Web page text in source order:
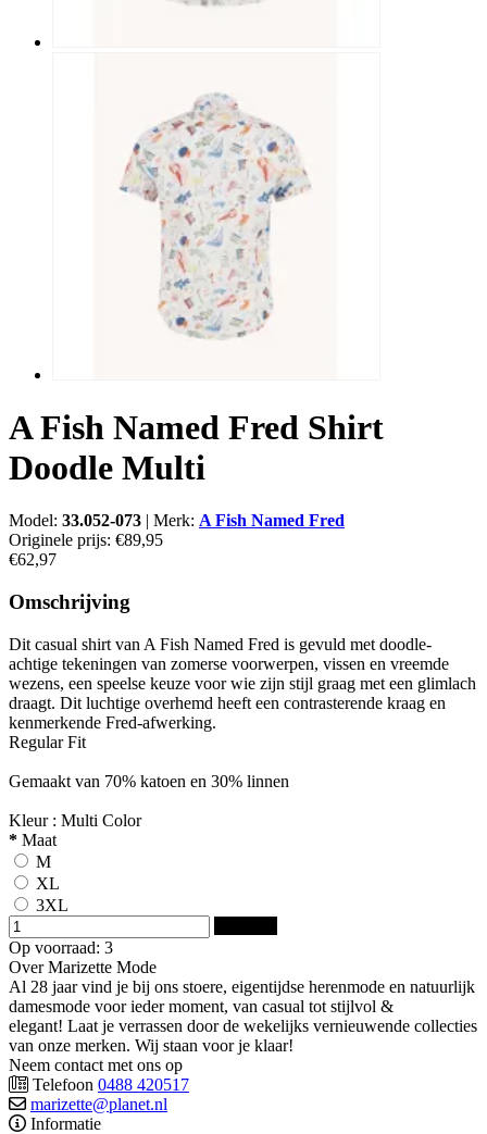
A Fish Named Fred Shirt
Doodle Multi
Model: 33.052-073 Merk: A Fish Named Fred
Originele prijs: €89,95
€62,97
Omschrijving
Dit casual shirt van A Fish Named Fred is gevuld met doodle-
achtige tekeningen van zomerse voorwerpen, vissen en vreemde
wezens, een speelse keuze voor wie zijn stijl graag met een glimlach
draagt. Dit luchtige overhemd heeft een contrasterende kraag en
kenmerkende Fred-afwerking.
Regular Fit
Gemaakt van 70% katoen en 30% linnen
Kleur : Multi Color
* Maat
M
XL
3XL
Op voorraad: 3
Over Marizette Mode
Al 28 jaar vind je bij ons stoere, eigentijdse herenmode en natuurlijk
damesmode voor ieder moment, van casual tot stijlvol &
elegant! Laat je verrassen door de wekelijks vernieuwende collecties
van onze merken. Wij staan voor je klaar!
Neem contact met ons op
Telefoon 0488 420517
marizette@planet.nl
Informatie